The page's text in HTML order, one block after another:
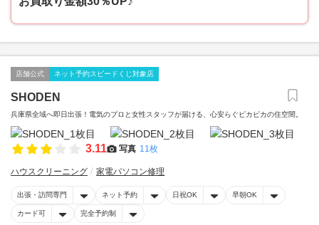
店舗公式 ネット予約スピードくじ対象店
SHODEN
兵庫県全域へ即日出張！電気のプロと女性スタッフが届ける、心安らぐピカピカの住空間。
3.11 写真 11枚
ハウスクリーニング 家電パソコン修理
出張・訪問専門 ネット予約 日祝OK 早朝OK
カード可 完全予約制